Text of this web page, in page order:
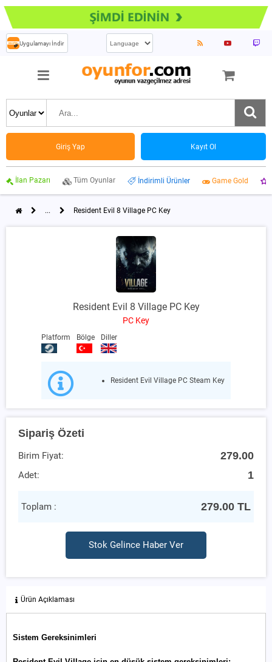
Uygulamayı İndir
Giriş Yap Kayıt Ol
İlan Pazarı Tüm Oyunlar İndirimli Ürünler Game Gold
... Resident Evil 8 Village PC Key
Resident Evil 8 Village PC Key
PC Key
Platform Bölge Diller
Resident Evil Village PC Steam Key
Sipariş Özeti
Birim Fiyat: 279.00
Adet: 1
Toplam : 279.00 TL
Stok Gelince Haber Ver
Ürün Açıklaması
Sistem Gereksinimleri